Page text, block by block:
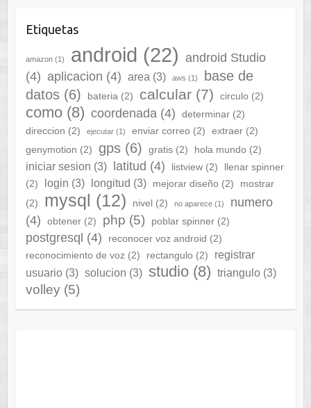
Etiquetas
amazon(1) android (22) android Studio
(4) aplicacion (4) area (3) aws (1)
base de
datos(6) bateria (2) calcular(7) circulo (2)
como(8) coordenada(4) determinar(2)
direccion (2) ejecutar(1) enviar correo (2) extraer(2)
genymotion (2) gps(6) gratis(2) hola mundo (2)
iniciar sesion (3) latitud (4) listview(2)
llenar spinner
(2)
login (3) longitud (3) mejorar diseño (2)
mostrar
(2)
mysql (12) nivel(2) no aparece(1)
numero
(4)
obtener(2) php (5) poblar spinner(2)
postgresql (4) reconocer voz android (2)
reconocimiento de voz (2) rectangulo (2)
registrar
usuario(3) solucion (3) studio(8) triangulo(3)
volley(5)